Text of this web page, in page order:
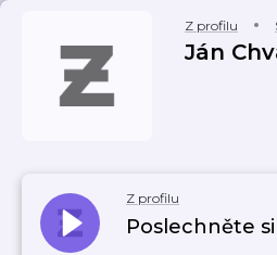
Z profilu
Ján
Z profilu
Poslechněte